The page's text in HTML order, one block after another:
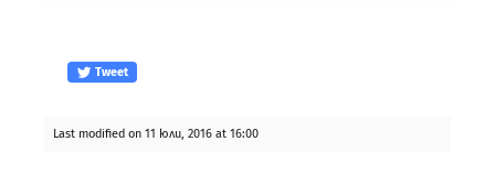
Tweet
Last modified on 11 юли, 2016 at 16:00